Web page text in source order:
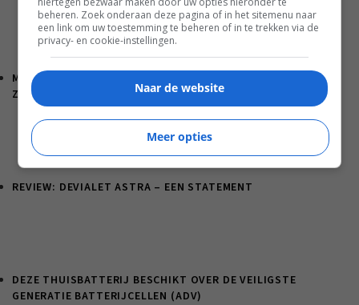
MARANTZ CINEMA SERIES 2: DE INTERESSANTSTE UPGRADE
ZIT NIET IN HET GELUID
REVIEW: DEVIALET ASTRA – EEN STATEMENT
DEZE THUISBATTERIJ BESCHIKT OVER DE VEILIGSTE
GENERATIE BATTERIJCELLEN (ADV)
beheren. Zoek onderaan deze pagina of in het sitemenu naar
een link om uw toestemming te beheren of in te trekken via de
privacy- en cookie-instellingen.
Naar de website
Meer opties